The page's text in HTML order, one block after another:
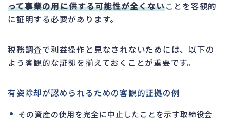
って事業の用に供する可能性が全くないことを客観的
に証明する必要があります。
税務調査で利益操作と見なされないためには、以下の
よう客観的な証拠を揃えておくことが重要です。
有姿除却が認められるための客観的証拠の例
その資産の使用を完全に中止したことを示す取締役会